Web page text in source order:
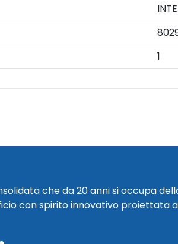
1
che da 20 anni si occupa
con spirito innovativo proiettata